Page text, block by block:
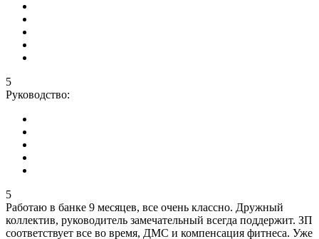
5
Руководство:
5
Работаю в банке 9 месяцев, все очень классно. Дружный
коллектив, руководитель замечательный всегда поддержит. ЗП
соответствует все во время, ДМС и компенсация фитнеса. Уже